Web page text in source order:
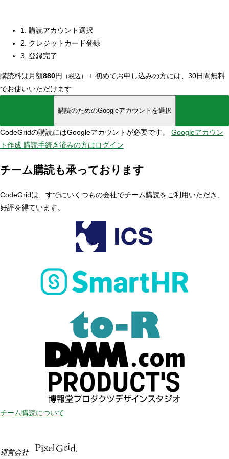
1. 購読アカウント選択
2. クレジットカード登録
3. 登録完了
購読料は月額880円 （税込） + 初めてお申し込みの方には、30日間無料
でお使いいただけます
購読のためのGoogleアカウントを選択
CodeGridの購読にはGoogleアカウントが必要です。 Googleアカウン
ト作成 購読手続き済みの方はログイン
チーム購読も承っております
CodeGridは、すでにいくつもの会社でチーム購読をご利用いただき、
好評を得ています。
チーム購読について
運営会社